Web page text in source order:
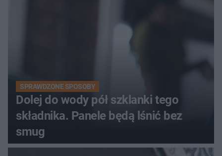
SPRAWDZONE SPOSOBY
Dolej do wody pół szklanki tego
składnika. Panele będą lśnić bez
smug